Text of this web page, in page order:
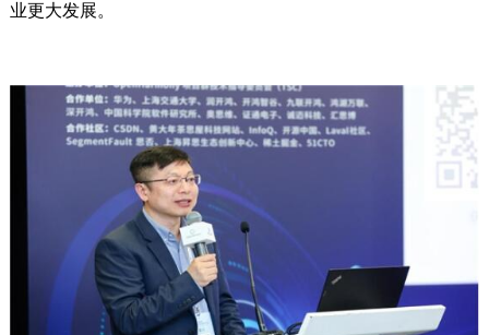
业更大发展。